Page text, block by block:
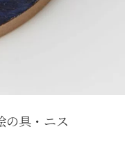
の具・ニス